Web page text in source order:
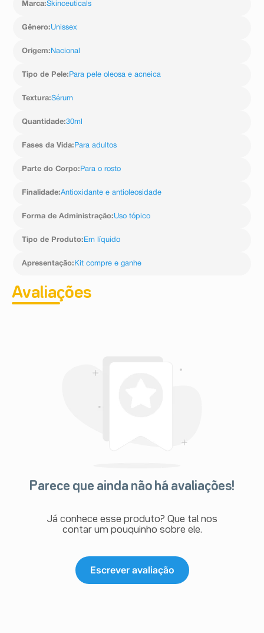
Marca:Skinceuticals
Gênero:Unissex
Origem: Nacional
Tipo de Pele: Para pele oleosa e acneica
Textura:Sérum
Quantidade:30ml
Fases da Vida: Para adultos
Parte do Corpo: Para o rosto
Finalidade:Antioxidante e antioleosidade
Forma de Administração:Uso tópico
Tipo de Produto: Em líquido
Apresentação: Kit compre e ganhe
Avaliações
Parece que ainda não há avaliações!
Já conhece esse produto? Que tal nos
contar um pouquinho sobre ele.
Escrever avaliação